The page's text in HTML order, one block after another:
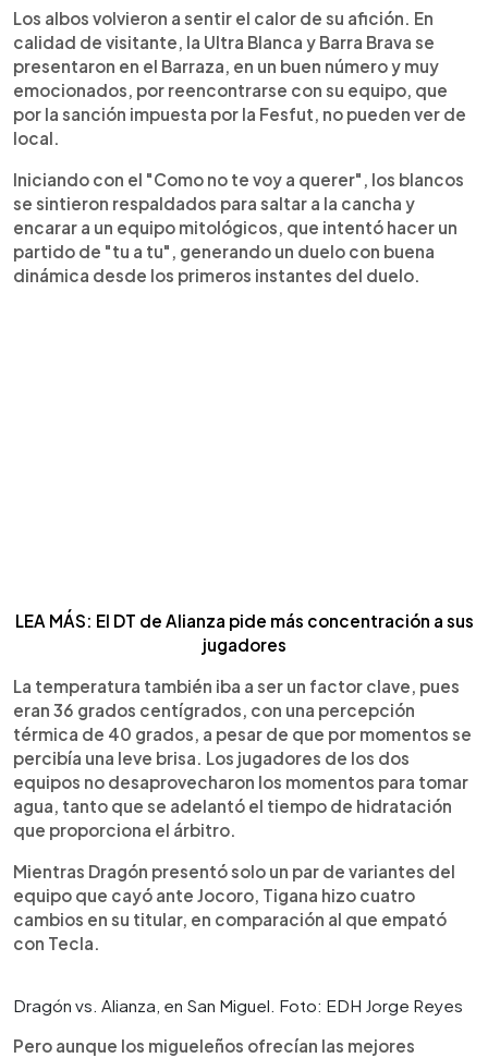
Los albos volvieron a sentir el calor de su afición. En
calidad de visitante, la Ultra Blanca y Barra Brava se
presentaron en el Barraza, en un buen número y muy
emocionados, por reencontrarse con su equipo, que
por la sanción impuesta por la Fesfut, no pueden ver de
local.
Iniciando con el "Como no te voy a querer", los blancos
se sintieron respaldados para saltar a la cancha y
encarar a un equipo mitológicos, que intentó hacer un
partido de "tu a tu", generando un duelo con buena
dinámica desde los primeros instantes del duelo.
LEA MÁS: El DT de Alianza pide más concentración a sus
jugadores
La temperatura también iba a ser un factor clave, pues
eran 36 grados centígrados, con una percepción
térmica de 40 grados, a pesar de que por momentos se
percibía una leve brisa. Los jugadores de los dos
equipos no desaprovecharon los momentos para tomar
agua, tanto que se adelantó el tiempo de hidratación
que proporciona el árbitro.
Mientras Dragón presentó solo un par de variantes del
equipo que cayó ante Jocoro, Tigana hizo cuatro
cambios en su titular, en comparación al que empató
con Tecla.
Dragón vs. Alianza, en San Miguel. Foto: EDH Jorge Reyes
Pero aunque los migueleños ofrecían las mejores